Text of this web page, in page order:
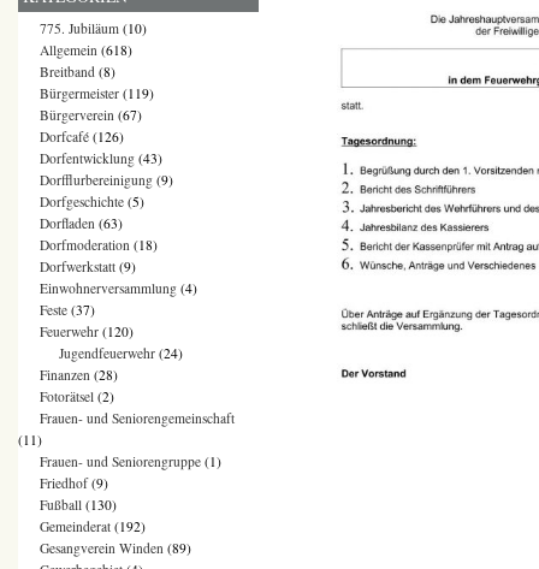
775. Jubiläum (10)
Allgemein (618)
Breitband (8)
Bürgermeister (119)
Bürgerverein (67)
Dorfcafé (126)
Dorfentwicklung (43)
Dorfflurbereinigung (9)
Dorfgeschichte (5)
Dorfladen (63)
Dorfmoderation (18)
Dorfwerkstatt (9)
Einwohnerversammlung (4)
Feste (37)
Feuerwehr (120)
Jugendfeuerwehr (24)
Finanzen (28)
Fotorätsel (2)
Frauen- und Seniorengemeinschaft
(11)
Frauen- und Seniorengruppe (1)
Friedhof(9)
Fußball (130)
Gemeinderat (192)
Gesangverein Winden (89)